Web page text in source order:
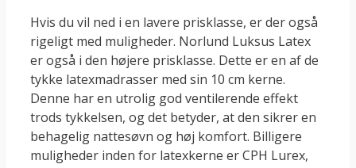
Hvis du vil ned i en lavere prisklasse, er der også
rigeligt med muligheder. Norlund Luksus Latex
er også i den højere prisklasse. Dette er en af de
tykke latexmadrasser med sin 10 cm kerne.
Denne har en utrolig god ventilerende effekt
trods tykkelsen, og det betyder, at den sikrer en
behagelig nattesøvn og høj komfort. Billigere
muligheder inden for latexkerne er CPH Lurex,